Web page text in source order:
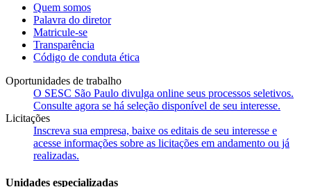
Quem somos
Palavra do diretor
Matricule-se
Transparência
Código de conduta ética
Oportunidades de trabalho
O SESC São Paulo divulga online seus processos seletivos.
Consulte agora se há seleção disponível de seu interesse.
Licitações
Inscreva sua empresa, baixe os editais de seu interesse e
acesse informações sobre as licitações em andamento ou já
realizadas.
Unidades especializadas